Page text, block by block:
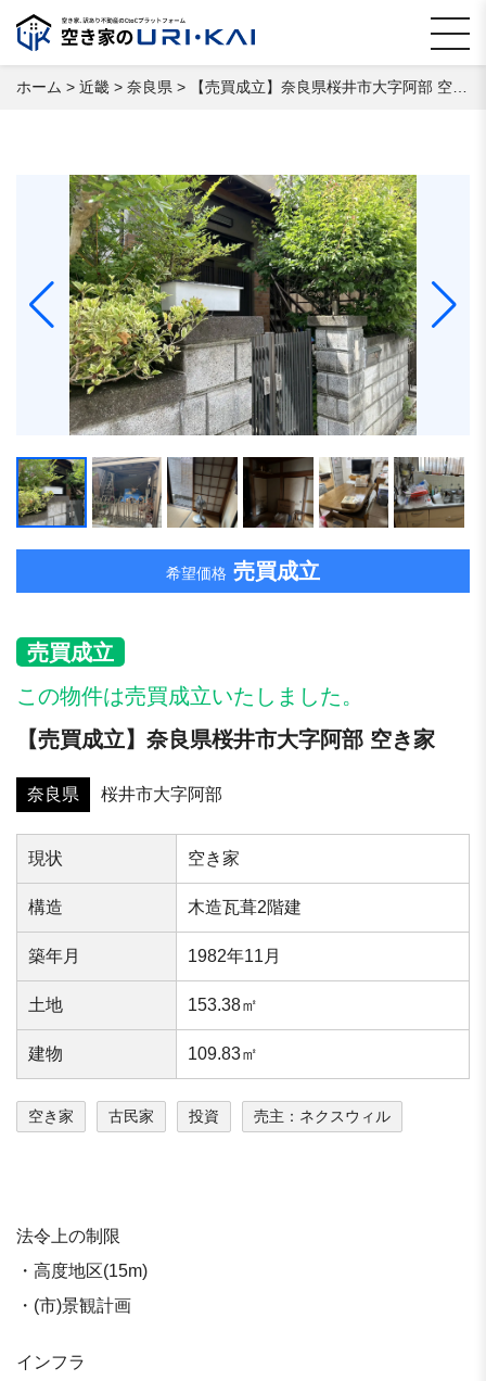
ホーム > 近畿 > 奈良県 > 【売買成立】奈良県桜井市大字阿部 空き家
希望価格 売買成立
売買成立
この物件は売買成立いたしました。
【売買成立】奈良県桜井市大字阿部 空き家
奈良県 桜井市大字阿部
現状 空き家
構造 木造瓦葺2階建
築年⽉ 1982年11月
⼟地 153.38㎡
建物 109.83㎡
空き家 古民家 投資 売主：ネクスウィル
法令上の制限
・高度地区(15m)
・(市)景観計画
インフラ